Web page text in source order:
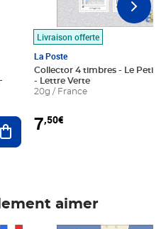
Ajouter au panier
Livraison offerte
La Poste
Collector 4 timbres - Le Petit
- Lettre Verte
20g / France
7,50€
aimer